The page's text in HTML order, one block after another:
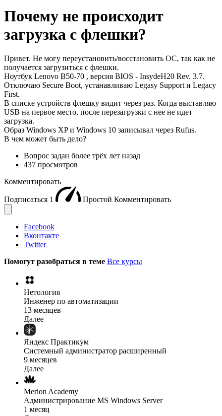
Почему не происходит
загрузка с флешки?
Привет. Не могу переустановить/восстановить ОС, так как не
получается загрузиться с флешки.
Ноутбук Lenovo B50-70 , версия BIOS - InsydeH20 Rev. 3.7.
Отключаю Secure Boot, устанавливаю Legasy Support и Legacy
First.
В списке устройств флешку видит через раз. Когда выставляю
USB на первое место, после перезагрузки с нее не идет
загрузка.
Образ Windows XP и Windows 10 записывал через Rufus.
В чем может быть дело?
Вопрос задан более трёх лет назад
437 просмотров
Комментировать
Подписаться 1 Простой Комментировать
Facebook
Вконтакте
Twitter
Помогут разобраться в теме Все курсы
Нетология
Инженер по автоматизации
13 месяцев
Далее
Яндекс Практикум
Системный администратор расширенный
9 месяцев
Далее
Merion Academy
Администрирование MS Windows Server
1 месяц